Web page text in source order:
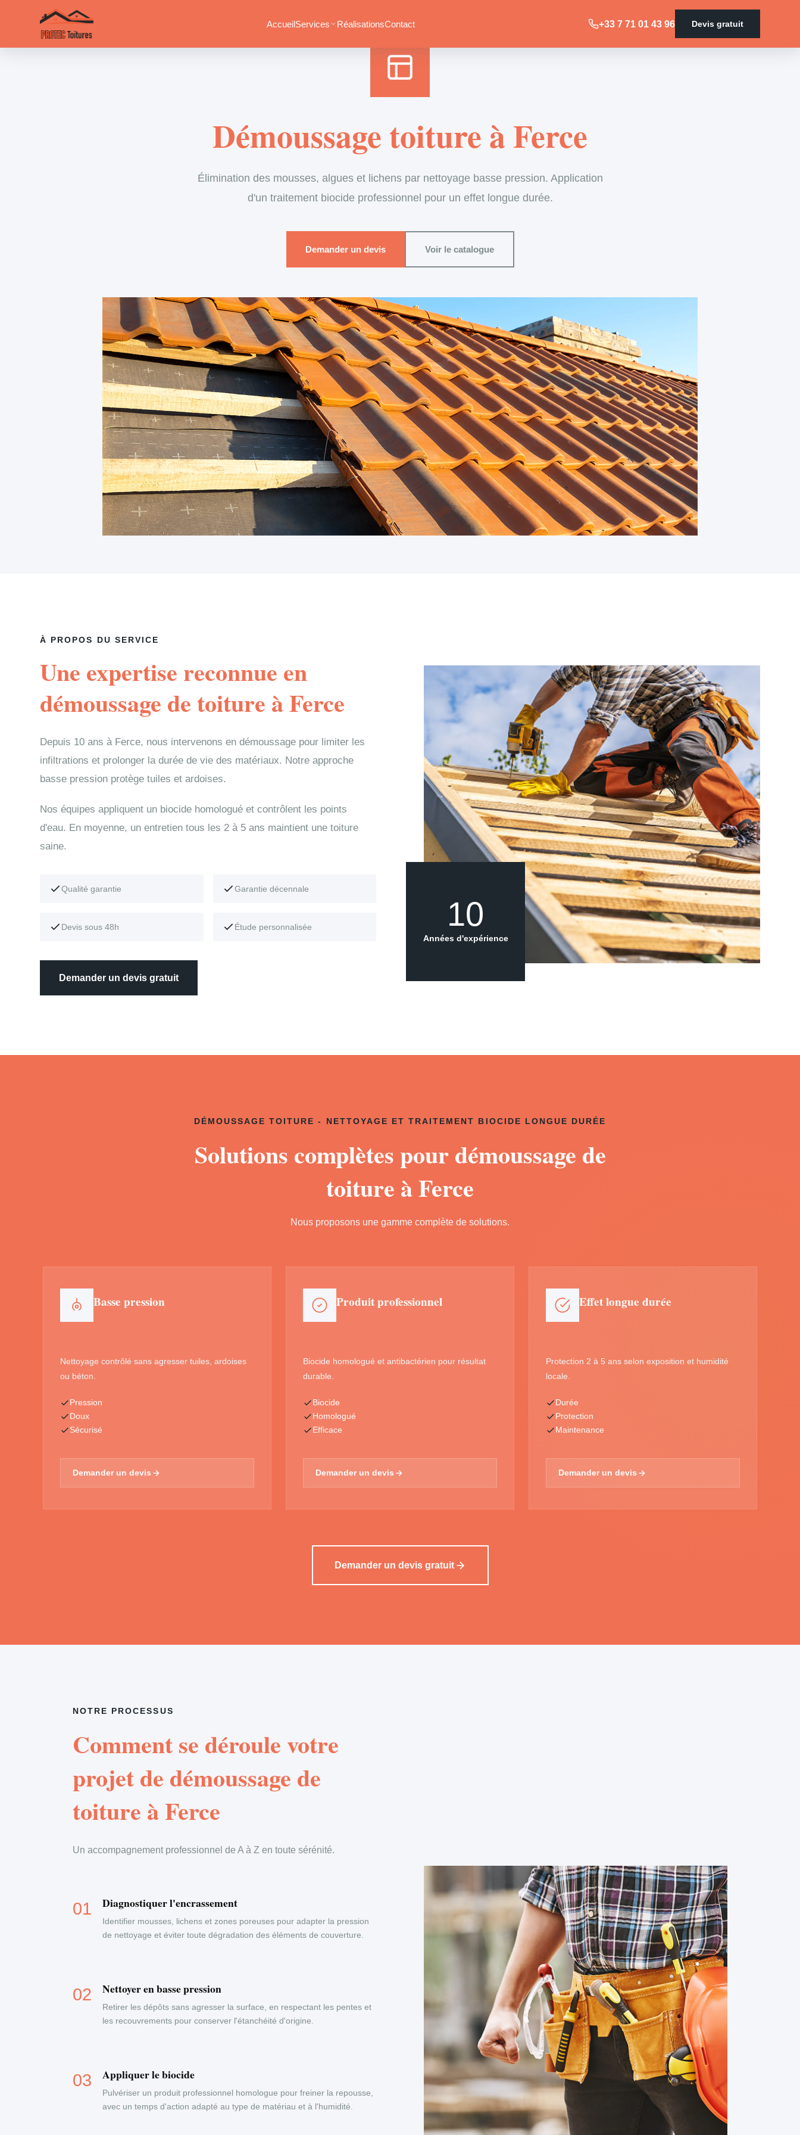
AccueilServices RéalisationsContact +33 7 71 01 43 96 Devis gratuit
Démoussage toiture à Ferce
Élimination des mousses, algues et lichens par nettoyage basse pression. Application
d'un traitement biocide professionnel pour un effet longue durée.
Demander un devis Voir le catalogue
À PROPOS DU SERVICE
Une expertise reconnue en
démoussage de toiture à Ferce
Depuis 10 ans à Ferce, nous intervenons en démoussage pour limiter les
infiltrations et prolonger la durée de vie des matériaux. Notre approche
basse pression protège tuiles et ardoises.
Nos équipes appliquent un biocide homologué et contrôlent les points
d'eau. En moyenne, un entretien tous les 2 à 5 ans maintient une toiture
saine.
Qualité garantie Garantie décennale
Devis sous 48h Étude personnalisée
Demander un devis gratuit
10
Années d'expérience
DÉMOUSSAGE TOITURE - NETTOYAGE ET TRAITEMENT BIOCIDE LONGUE DURÉE
Solutions complètes pour démoussage de
toiture à Ferce
Nous proposons une gamme complète de solutions.
Basse pression
Nettoyage contrôlé sans agresser tuiles, ardoises
ou béton.
Pression
Doux
Sécurisé
Demander un devis
Produit professionnel
Biocide homologué et antibactérien pour résultat
durable.
Biocide
Homologué
Efficace
Demander un devis
Effet longue durée
Protection 2 à 5 ans selon exposition et humidité
locale.
Durée
Protection
Maintenance
Demander un devis
Demander un devis gratuit
NOTRE PROCESSUS
Comment se déroule votre
projet de démoussage de
toiture à Ferce
Un accompagnement professionnel de A à Z en toute sérénité.
Diagnostiquer l'encrassement
Identifier mousses, lichens et zones poreuses pour adapter la pression
de nettoyage et éviter toute dégradation des éléments de couverture.
Nettoyer en basse pression
Retirer les dépôts sans agresser la surface, en respectant les pentes et
les recouvrements pour conserver l'étanchéité d'origine.
Appliquer le biocide
Pulvériser un produit professionnel homologue pour freiner la repousse,
avec un temps d'action adapté au type de matériau et à l'humidité.